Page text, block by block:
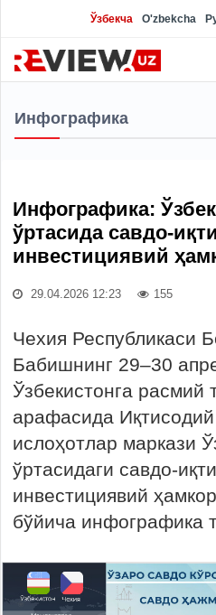
Ўзбекча O'zbekcha
Инфографика
Инфографика:
ўртасида савдо-
инвестициявий
29.04.2026 12:23 155
Чехия Республикаси
Бабишнинг 29–30
Ўзбекистонга
арафасида Иқтисодий
ислоҳотлар маркази
ўртасидаги савдо-
инвестициявий
бўйича инфографика